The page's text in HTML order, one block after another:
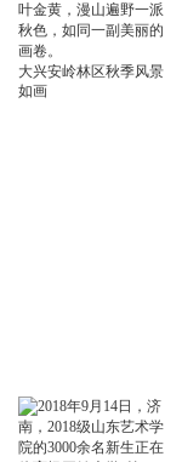
大兴安岭林区秋季风景
如画